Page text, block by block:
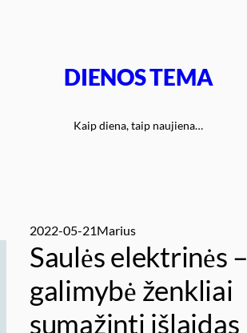
DIENOS TEMA
Kaip diena, taip naujiena…
2022-05-21Marius
Saulės elektrinės –
galimybė ženkliai
sumažinti išlaidas